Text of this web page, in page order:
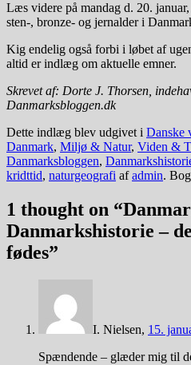
Læs videre på mandag d. 20.
sten-, bronze- og jernalder i
Kig endelig også forbi i løbet af
altid er indlæg om aktuelle emner.
Skrevet af: Dorte J. Thorsen,
Danmarksbloggen.dk
Dette indlæg blev udgivet i Danske
Danmark, Miljø & Natur, Viden &
Danmarksbloggen,
kridttid, naturgeografi afadmin.
1 thought on “
Danmarkshistorie –
fødes”
I. Nielsen, 15.
Spændende – glæder mig til